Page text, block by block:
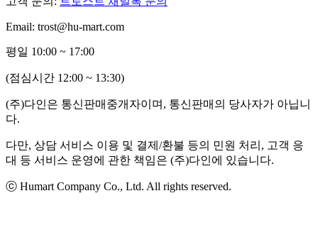
Email: trost@hu-mart.com
평일 10:00 ~ 17:00
(점심시간 12:00 ~ 13:30)
(주)다인은 통신판매중개자이며, 통신판매의 당사자가 아닙니
다.
다만, 상담 서비스 이용 및 결제/환불 등의 민원 처리, 고객 응
대 등 서비스 운영에 관한 책임은 (주)다인에 있습니다.
ⓒ Humart Company Co., Ltd. All rights reserved.